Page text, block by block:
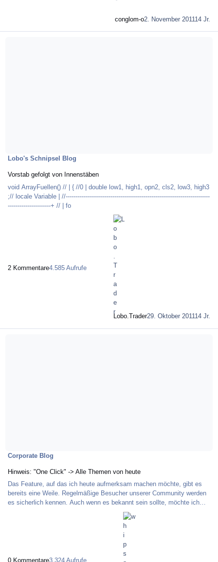
conglom-o2. November 201114 Jr.
Lobo's Schnipsel Blog
Vorstab gefolgt von Innenstäben
void ArrayFuellen() // | { //0 | double low1, high1, opn2, cls2, low3, high3
;// locale Variable | //--------------------------------------------------------------------------
----------------------+ // | fo
2 Kommentare4.585 Aufrufe
Lobo.Trader29. Oktober 201114 Jr.
Corporate Blog
Hinweis: "One Click" -> Alle Themen von heute
Das Feature, auf das ich heute aufmerksam machen möchte, gibt es
bereits eine Weile. Regelmäßige Besucher unserer Community werden
es sicherlich kennen. Auch wenn es bekannt sein sollte, möchte ich
noch einmal explizit darauf hinweisen, da es eine schnelle Navigation
im Forum zulässt und deswegen vor allem Neuankömmlingen eine
große Hilfe sein könnte. Wie es funktioniert, ist mit einem einzigen
0 Kommentare3.324 Aufrufe